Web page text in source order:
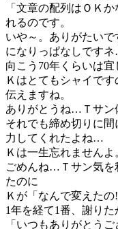
「文章の配列はＯＫ
れるのです。
いや～。ありがたい
になりっぱなしですネ
向こう70年くらいは
Ｋはとてもシャイで
伝えますね。
ありがとうね…Ｔサ
それでも締め切りに
力してくれたよね…
Ｋは一生忘れません
ごめんね…Ｔサン気を
たのに
Ｋが「なんで変えた
1年を経て1番、謝りた
「いつもありがとう